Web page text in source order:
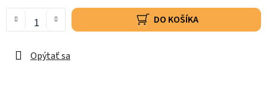
DO KOŠÍKA
Opýtať sa